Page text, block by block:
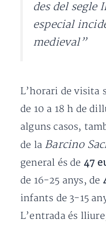
des del segle
especial
medieval”
L’horari de visita
de 10 a 18 h de
alguns casos,
de la Barcino
general és de 47
de 16-25 anys, de
infants de 3-15
L’entrada és